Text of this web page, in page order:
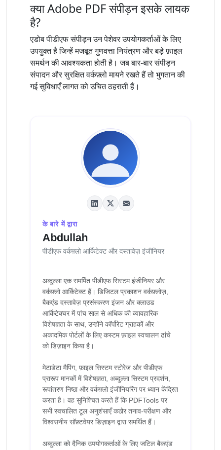
क्या Adobe PDF संपीड़न इसके लायक
है?
एडोब पीडीएफ संपीड़न उन पेशेवर उपयोगकर्ताओं के लिए
उपयुक्त है जिन्हें मजबूत गुणवत्ता नियंत्रण और बड़े फ़ाइल
समर्थन की आवश्यकता होती है। जब बार-बार संपीड़न
संपादन और सुरक्षित वर्कफ़्लो मायने रखते हैं तो भुगतान की
गई सुविधाएँ लागत को उचित ठहराती हैं।
के बारे में द्वारा
Abdullah
पीडीएफ वर्कफ़्लो आर्किटेक्ट और दस्तावेज़ इंजीनियर
अब्दुल्ला एक समर्पित पीडीएफ सिस्टम इंजीनियर और
वर्कफ़्लो आर्किटेक्ट हैं। डिजिटल प्रकाशन वर्कफ़्लोज़,
बैकएंड दस्तावेज़ प्रसंस्करण इंजन और क्लाउड
आर्किटेक्चर में पांच साल से अधिक की व्यावहारिक
विशेषज्ञता के साथ, उन्होंने कॉर्पोरेट ग्राहकों और
अकादमिक पोर्टलों के लिए कस्टम फ़ाइल स्वचालन ढांचे
को डिज़ाइन किया है।
मेटाडेटा मैपिंग, फ़ाइल सिस्टम स्टोरेज और पीडीएफ
प्रारूप मानकों में विशेषज्ञता, अब्दुल्ला सिस्टम प्रदर्शन,
रूपांतरण निष्ठा और वर्कफ़्लो इंजीनियरिंग पर ध्यान केंद्रित
करता है। वह सुनिश्चित करते हैं कि PDFTools पर
सभी स्वचालित टूल अनुशंसाएँ कठोर तनाव-परीक्षण और
विश्वसनीय सॉफ़्टवेयर डिज़ाइन द्वारा समर्थित हैं।
अब्दुल्ला को दैनिक उपयोगकर्ताओं के लिए जटिल बैकएंड